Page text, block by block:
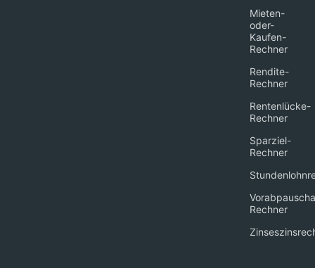
Mieten-
oder-
Kaufen-
Rechner
Rendite-
Rechner
Rentenlücke-
Rechner
Sparziel-
Rechner
Rechner